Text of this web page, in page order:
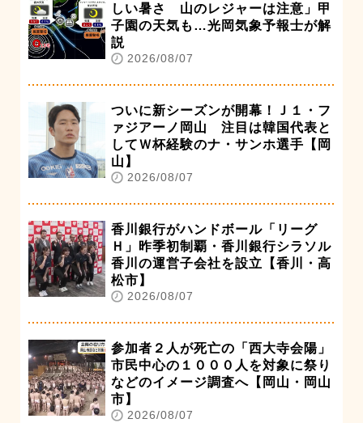
しい暑さ 山のレジャーは注意」甲
子園の天気も…光岡気象予報士が解
説
2026/08/07
ついに新シーズンが開幕！Ｊ１・フ
ァジアーノ岡山 注目は韓国代表と
してＷ杯経験のナ・サンホ選手【岡
山】
2026/08/07
香川銀行がハンドボール「リーグ
Ｈ」昨季初制覇・香川銀行シラソル
香川の運営子会社を設立【香川・高
松市】
2026/08/07
参加者２人が死亡の「西大寺会陽」
市民中心の１０００人を対象に祭り
などのイメージ調査へ【岡山・岡山
市】
2026/08/07